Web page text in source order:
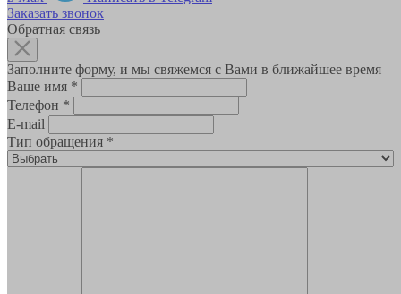
Заказать звонок
Обратная связь
Заполните форму, и мы свяжемся с Вами в ближайшее время
Ваше имя *
Телефон *
E-mail
Тип обращения *